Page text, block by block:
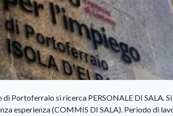
Portoferraio si ricerca PERSONALE DI SALA.
esperienza (COMMIS DI SALA). Periodo di